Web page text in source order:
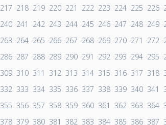
217 218 219 220 221 222 223 224 225 226
240 241 242 243 244 245 246 247 248 249
263 264 265 266 267 268 269 270 271 272
286 287 288 289 290 291 292 293 294 295
309 310 311 312 313 314 315 316 317 318
332 333 334 335 336 337 338 339 340 341
355 356 357 358 359 360 361 362 363 364
378 379 380 381 382 383 384 385 386 387